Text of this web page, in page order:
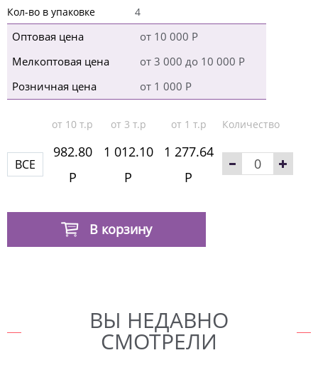
Кол-во в упаковке
4
Оптовая цена
от 10 000 Р
Мелкоптовая цена
от 3 000 до 10 000 Р
Розничная цена
от 1 000 Р
от 10 т.р от 3 т.р от 1 т.р Количество
ВСЕ
982.80
Р
1 012.10
Р
1 277.64
Р
В корзину
ВЫ НЕДАВНО
СМОТРЕЛИ